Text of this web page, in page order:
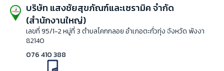
บริษัท แสงชัยสุขภัณฑ์และเซรามิค จำกัด
(สำนักงานใหญ่)
เลขที่ 95/1-2 หมู่ที่ 3 ตำบลโคกกลอย อำเภอตะกั่วทุ่ง จังหวัด พังงา
82140
076 410 388